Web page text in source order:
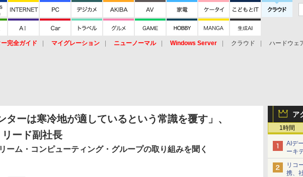
完全ガイド マイグレーション ニューノーマル Windows Server クラウド ハードウェ
ア
1時間
AIデ
ーキ
リコ
携、
ターは寒冷地が適しているという常識を覆す」、
ード副社長
ーム・コンピューティング・グループの取り組みを聞く